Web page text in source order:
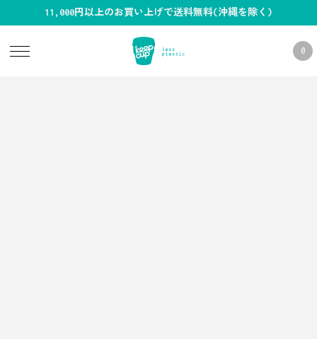
11,000円以上のお買い上げで送料無料(沖縄を除く)
0